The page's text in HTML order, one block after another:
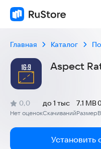
Главная Каталог
Aspect
Рейтинг:
0,0
(
Нет оценок
)
Скачиваний
до 1 тыс
Размер
7.1 MB
Установить